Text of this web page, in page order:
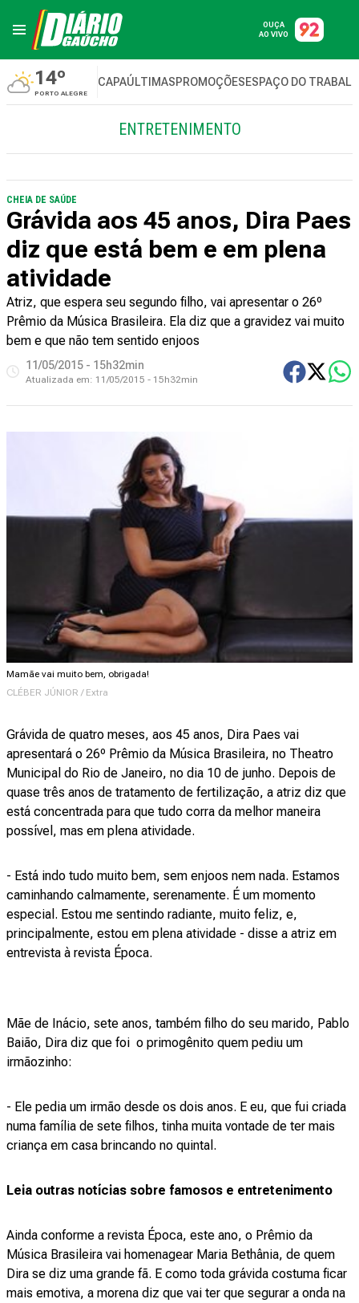
OUÇA
AO VIVO
14º
PORTO ALEGRE
CAPAÚLTIMASPROMOÇÕESESPAÇO DO
ENTRETENIMENTO
CHEIA DE SAÚDE
Grávida aos 45 anos, Dira Paes
diz que está bem e em plena
atividade
Atriz, que espera seu segundo filho, vai apresentar o 26º
Prêmio da Música Brasileira. Ela diz que a gravidez vai muito
bem e que não tem sentido enjoos
11/05/2015 - 15h32min
Atualizada em: 11/05/2015 - 15h32min
Mamãe vai muito bem, obrigada!
CLÉBER JÚNIOR / Extra
Grávida de quatro meses, aos 45 anos, Dira Paes vai
apresentará o 26º Prêmio da Música Brasileira, no Theatro
Municipal do Rio de Janeiro, no dia 10 de junho. Depois de
quase três anos de tratamento de fertilização, a atriz diz que
está concentrada para que tudo corra da melhor maneira
possível, mas em plena atividade.
- Está indo tudo muito bem, sem enjoos nem nada. Estamos
caminhando calmamente, serenamente. É um momento
especial. Estou me sentindo radiante, muito feliz, e,
principalmente, estou em plena atividade - disse a atriz em
entrevista à revista Época.
Mãe de Inácio, sete anos, também filho do seu marido, Pablo
Baião, Dira diz que foi o primogênito quem pediu um
irmãozinho:
- Ele pedia um irmão desde os dois anos. E eu, que fui criada
numa família de sete filhos, tinha muita vontade de ter mais
criança em casa brincando no quintal.
Leia outras notícias sobre famosos e entretenimento
Ainda conforme a revista Época, este ano, o Prêmio da
Música Brasileira vai homenagear Maria Bethânia, de quem
Dira se diz uma grande fã. E como toda grávida costuma ficar
mais emotiva, a morena diz que vai ter que segurar a onda na